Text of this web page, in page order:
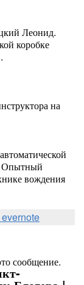
Леонид.
коробке
на
Опытный
вождения
evernote
сообщение.